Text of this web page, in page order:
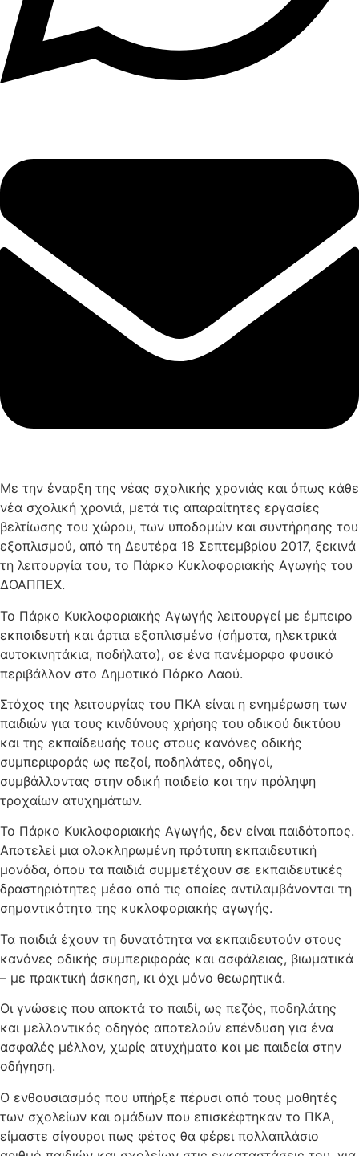
Με την έναρξη της νέας σχολικής χρονιάς και όπως κάθε
νέα σχολική χρονιά, μετά τις απαραίτητες εργασίες
βελτίωσης του χώρου, των υποδομών και συντήρησης του
εξοπλισμού, από τη Δευτέρα 18 Σεπτεμβρίου 2017, ξεκινά
τη λειτουργία του, το Πάρκο Κυκλοφοριακής Αγωγής του
ΔΟΑΠΠΕΧ.
Το Πάρκο Κυκλοφοριακής Αγωγής λειτουργεί με έμπειρο
εκπαιδευτή και άρτια εξοπλισμένο (σήματα, ηλεκτρικά
αυτοκινητάκια, ποδήλατα), σε ένα πανέμορφο φυσικό
περιβάλλον στο Δημοτικό Πάρκο Λαού.
Στόχος της λειτουργίας του ΠΚΑ είναι η ενημέρωση των
παιδιών για τους κινδύνους χρήσης του οδικού δικτύου
και της εκπαίδευσής τους στους κανόνες οδικής
συμπεριφοράς ως πεζοί, ποδηλάτες, οδηγοί,
συμβάλλοντας στην οδική παιδεία και την πρόληψη
τροχαίων ατυχημάτων.
Το Πάρκο Κυκλοφοριακής Αγωγής, δεν είναι παιδότοπος.
Αποτελεί μια ολοκληρωμένη πρότυπη εκπαιδευτική
μονάδα, όπου τα παιδιά συμμετέχουν σε εκπαιδευτικές
δραστηριότητες μέσα από τις οποίες αντιλαμβάνονται τη
σημαντικότητα της κυκλοφοριακής αγωγής.
Τα παιδιά έχουν τη δυνατότητα να εκπαιδευτούν στους
κανόνες οδικής συμπεριφοράς και ασφάλειας, βιωματικά
– με πρακτική άσκηση, κι όχι μόνο θεωρητικά.
Οι γνώσεις που αποκτά το παιδί, ως πεζός, ποδηλάτης
και μελλοντικός οδηγός αποτελούν επένδυση για ένα
ασφαλές μέλλον, χωρίς ατυχήματα και με παιδεία στην
οδήγηση.
Ο ενθουσιασμός που υπήρξε πέρυσι από τους μαθητές
των σχολείων και ομάδων που επισκέφτηκαν το ΠΚΑ,
είμαστε σίγουροι πως φέτος θα φέρει πολλαπλάσιο